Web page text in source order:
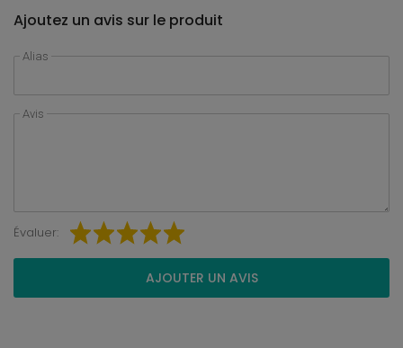
Ajoutez un avis sur le produit
Alias
Avis
Évaluer:
AJOUTER UN AVIS